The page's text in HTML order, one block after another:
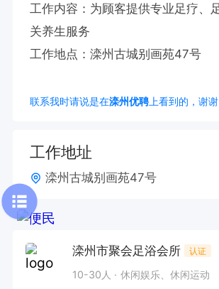
工作内容：为顾客提供专业足疗、
关养生服务
工作地点：滦州古城别画苑47号
联系我时请说是在滦州优聘上看到的，谢谢
工作地址
滦州古城别画苑47号
滦州市聚会足浴会所 认证
10-30人 休闲娱乐、休闲运动